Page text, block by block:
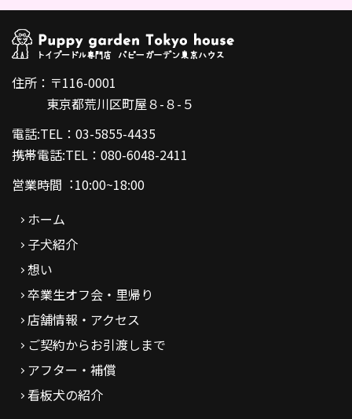
住所：〒116-0001
東京都荒川区町屋８-８-５
電話:TEL：03-5855-4435
携帯電話:TEL：080-6048-2411
営業時間︓10:00~18:00
ホーム
子犬紹介
想い
卒業生オフ会・里帰り
店舗情報・アクセス
ご契約からお引渡しまで
アフター・補償
看板犬の紹介